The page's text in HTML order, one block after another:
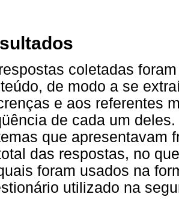
coletadas
de modo a se
e aos referentes
de cada um
que apresentavam
das respostas, no
foram usados na
utilizado na